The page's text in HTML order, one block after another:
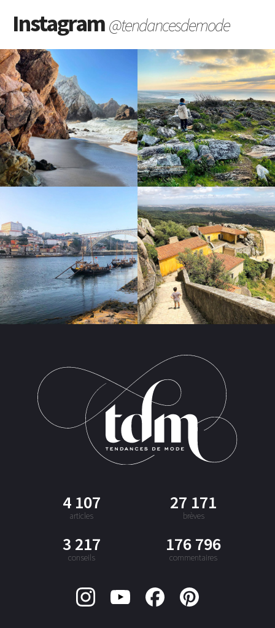
Instagram@tendancesdemode
4 107
articles
27 171
brèves
3 217
conseils
176 796
commentaires